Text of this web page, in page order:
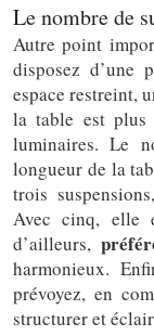
Le nombre de
Autre point
disposez d’une
espace restreint,
la table est plus
luminaires. Le
longueur de la
trois
Avec cinq, elle
d’ailleurs,
harmonieux.
prévoyez, en
structurer et